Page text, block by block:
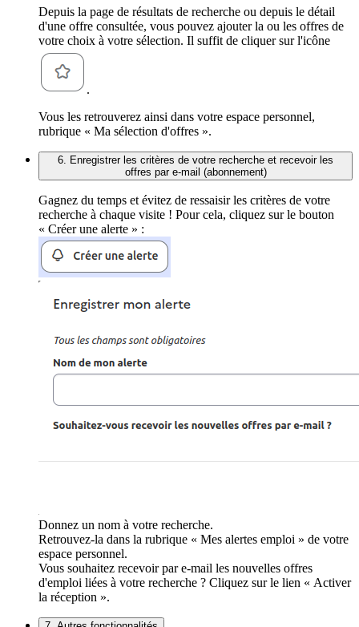
Depuis la page de résultats de recherche ou depuis le détail
d'une offre consultée, vous pouvez ajouter la ou les offres de
votre choix à votre sélection. Il suffit de cliquer sur l'icône
.
Vous les retrouverez ainsi dans votre espace personnel,
rubrique « Ma sélection d'offres ».
6. Enregistrer les critères de votre recherche et recevoir les
offres par e-mail (abonnement)
Gagnez du temps et évitez de ressaisir les critères de votre
recherche à chaque visite ! Pour cela, cliquez sur le bouton
« Créer une alerte » :
Donnez un nom à votre recherche.
Retrouvez-la dans la rubrique « Mes alertes emploi » de votre
espace personnel.
Vous souhaitez recevoir par e-mail les nouvelles offres
d'emploi liées à votre recherche ? Cliquez sur le lien « Activer
la réception ».